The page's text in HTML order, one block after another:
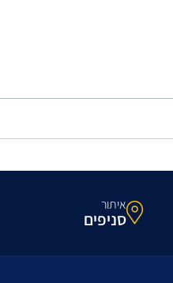
איתור
סניפים